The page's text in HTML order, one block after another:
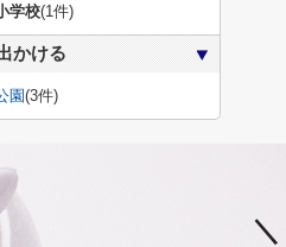
学校(1件)
かける
園(3件)
＼